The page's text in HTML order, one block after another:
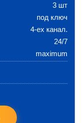
3 шт
под ключ
4-ех канал.
24/7
maximum